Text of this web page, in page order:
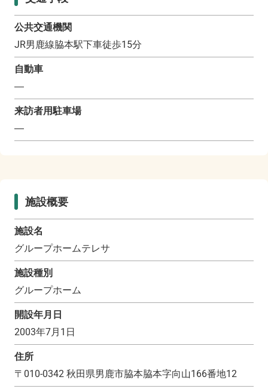
公共交通機関
JR男鹿線脇本駅下車徒歩15分
自動車
―
来訪者用駐車場
―
施設概要
施設名
グループホームテレサ
施設種別
グループホーム
開設年月日
2003年7月1日
住所
〒 010-0342 秋田県男鹿市脇本脇本字向山166番地12